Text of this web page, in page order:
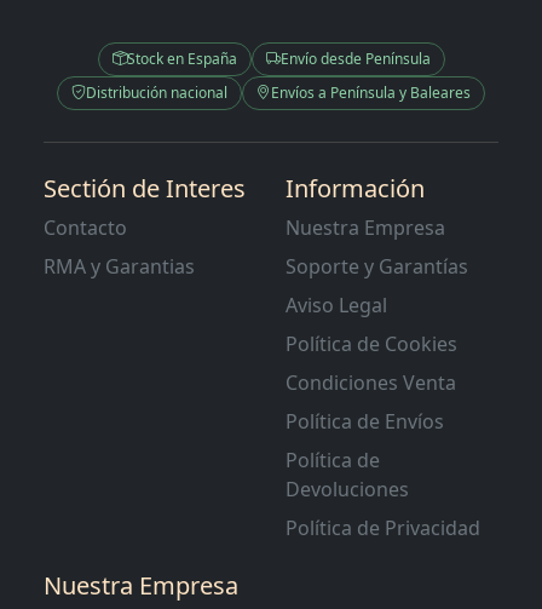
Stock en España
Envío desde Península
Distribución nacional
Envíos a Península y Baleares
Sectión de Interes
Contacto
RMA y Garantias
Información
Nuestra Empresa
Soporte y Garantías
Aviso Legal
Política de Cookies
Condiciones Venta
Política de Envíos
Política de
Devoluciones
Política de Privacidad
Nuestra Empresa